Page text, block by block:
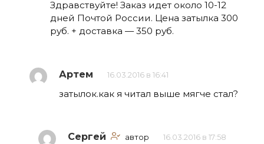
Здравствуйте! Заказ идет около 10-12
дней Почтой России. Цена затылка 300
руб. + доставка — 350 руб.
Артем 16.03.2016 в 16:41
затылок.как я читал выше мягче стал?
Сергей автор 16.03.2016 в 17:58